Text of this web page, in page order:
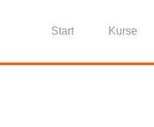
Start Kurse